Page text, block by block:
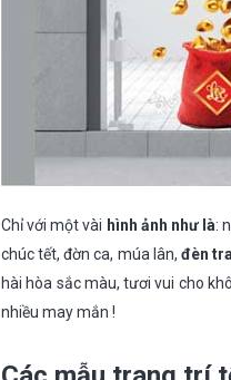
Chỉ với một vài hình ảnh như là:
chúc tết, đờn ca, múa lân, đèn
hài hòa sắc màu, tươi vui cho
nhiều may mắn !